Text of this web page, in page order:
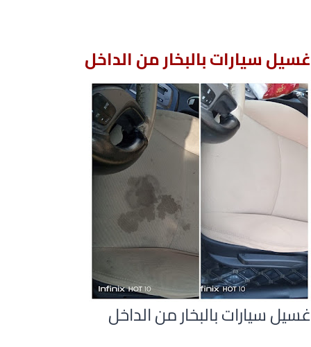
غسيل سيارات بالبخار من الداخل
غسيل سيارات بالبخار من الداخل